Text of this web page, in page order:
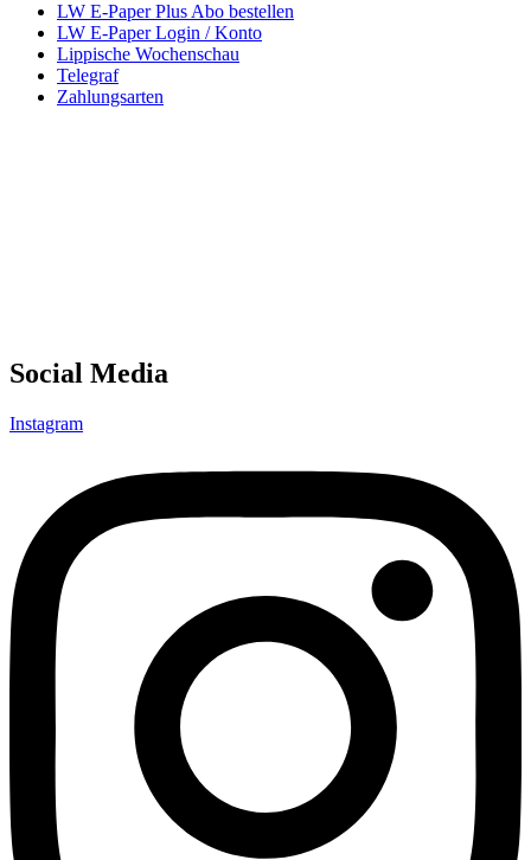
LW E-Paper Plus Abo bestellen
LW E-Paper Login / Konto
Lippische Wochenschau
Telegraf
Zahlungsarten
Social Media
Instagram